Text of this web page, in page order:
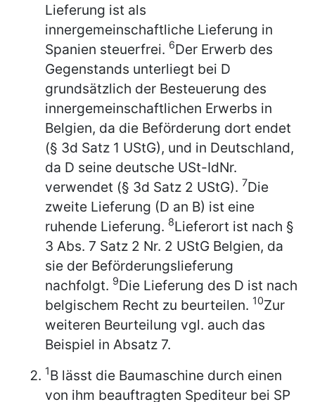
Lieferung ist als
innergemeinschaftliche Lieferung in
Spanien steuerfrei. 6Der Erwerb des
Gegenstands unterliegt bei D
grundsätzlich der Besteuerung des
innergemeinschaftlichen Erwerbs in
Belgien, da die Beförderung dort endet
(§ 3d Satz 1 UStG), und in Deutschland,
da D seine deutsche USt-IdNr.
verwendet (§ 3d Satz 2 UStG). 7Die
zweite Lieferung (D an B) ist eine
ruhende Lieferung. 8Lieferort ist nach §
3 Abs. 7 Satz 2 Nr. 2 UStG Belgien, da
sie der Beförderungslieferung
nachfolgt. 9Die Lieferung des D ist nach
belgischem Recht zu beurteilen. 10Zur
weiteren Beurteilung vgl. auch das
Beispiel in Absatz 7.
1B lässt die Baumaschine durch einen
von ihm beauftragten Spediteur bei SP